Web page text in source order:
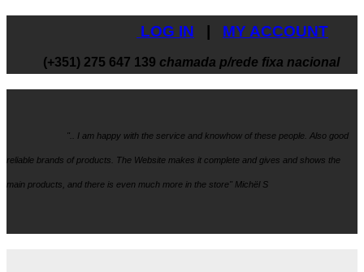
LOG IN MY ACCOUNT
(+351) 275 647 139 chamada p/rede fixa nacional
".. I am happy with the service and knowhow of these people. Also good
reliable brands of products. The Website makes it complete and gives and shows the
main products, and there is even much more in the store" Michël S